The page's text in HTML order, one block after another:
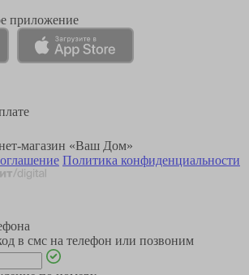
приложение
магазин «Ваш Дом»
Политика конфиденциальности
в смс на телефон или позвоним